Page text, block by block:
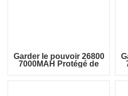
Garder le pouvoir 26800
7000MAH Protégé de
Li-ion P2680C